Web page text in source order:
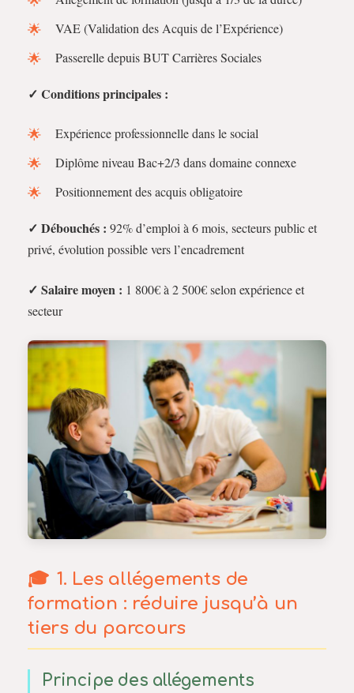
VAE (Validation des Acquis de l’Expérience)
Passerelle depuis BUT Carrières Sociales
✓ Conditions principales :
Expérience professionnelle dans le social
Diplôme niveau Bac+2/3 dans domaine connexe
Positionnement des acquis obligatoire
✓ Débouchés : 92% d’emploi à 6 mois, secteurs public et
privé, évolution possible vers l’encadrement
✓ Salaire moyen : 1 800€ à 2 500€ selon expérience et
secteur
1. Les allégements de
formation : réduire jusqu’à un
tiers du parcours
Principe des allégements